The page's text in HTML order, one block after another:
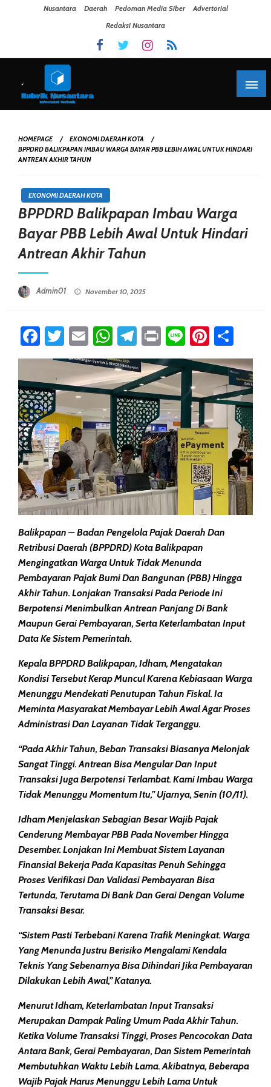
Nusantara Daerah Pedoman Media Siber
Advertorial
Redaksi Nusantara
HOMEPAGE
EKONOMI DAERAH KOTA
BPPDRD BALIKPAPAN IMBAU WARGA BAYAR PBB LEBIH AWAL UNTUK HINDARI
ANTREAN AKHIR TAHUN
EKONOMI DAERAH KOTA
BPPDRD Balikpapan Imbau Warga
Bayar PBB Lebih Awal Untuk Hindari
Antrean Akhir Tahun
Admin01 November 10, 2025
Facebook
Twitter
EmailWhatsApp
Telegram
PrintLine
Balikpapan – Badan Pengelola Pajak Daerah Dan
Retribusi Daerah (BPPDRD) Kota Balikpapan
Mengingatkan Warga Untuk Tidak Menunda
Pembayaran Pajak Bumi Dan Bangunan (PBB) Hingga
Akhir Tahun. Lonjakan Transaksi Pada Periode Ini
Berpotensi Menimbulkan Antrean Panjang Di Bank
Maupun Gerai Pembayaran, Serta Keterlambatan Input
Data Ke Sistem Pemerintah.
Kepala BPPDRD Balikpapan, Idham, Mengatakan
Kondisi Tersebut Kerap Muncul Karena Kebiasaan Warga
Menunggu Mendekati Penutupan Tahun Fiskal. Ia
Meminta Masyarakat Membayar Lebih Awal Agar Proses
Administrasi Dan Layanan Tidak Terganggu.
“Pada Akhir Tahun, Beban Transaksi Biasanya Melonjak
Sangat Tinggi. Antrean Bisa Mengular Dan Input
Transaksi Juga Berpotensi Terlambat. Kami Imbau Warga
Tidak Menunggu Momentum Itu,” Ujarnya, Senin (10/11).
Idham Menjelaskan Sebagian Besar Wajib Pajak
Cenderung Membayar PBB Pada November Hingga
Desember. Lonjakan Ini Membuat Sistem Layanan
Finansial Bekerja Pada Kapasitas Penuh Sehingga
Proses Verifikasi Dan Validasi Pembayaran Bisa
Tertunda, Terutama Di Bank Dan Gerai Dengan Volume
Transaksi Besar.
“Sistem Pasti Terbebani Karena Trafik Meningkat. Warga
Yang Menunda Justru Berisiko Mengalami Kendala
Teknis Yang Sebenarnya Bisa Dihindari Jika Pembayaran
Dilakukan Lebih Awal,” Katanya.
Menurut Idham, Keterlambatan Input Transaksi
Merupakan Dampak Paling Umum Pada Akhir Tahun.
Ketika Volume Transaksi Tinggi, Proses Pencocokan Data
Antara Bank, Gerai Pembayaran, Dan Sistem Pemerintah
Membutuhkan Waktu Lebih Lama. Akibatnya, Beberapa
Wajib Pajak Harus Menunggu Lebih Lama Untuk